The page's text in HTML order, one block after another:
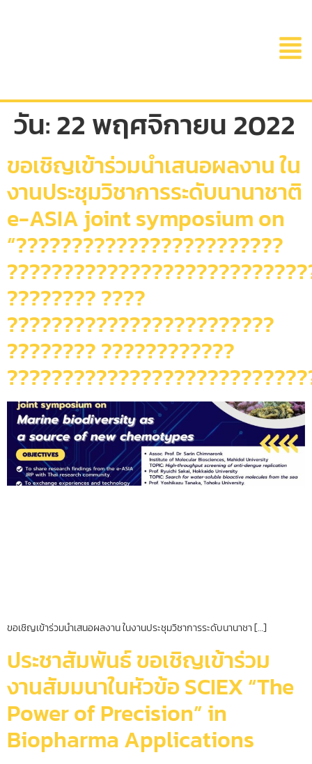
วัน:22 พฤศจิกายน 2022
ขอเชิญเข้าร่วมนำเสนอผลงาน ใน
งานประชุมวิชาการระดับนานาชาติ
e-ASIA joint symposium on
“????????????????????????
???????? ????
????????????????????????
???????? ????????????
ขอเชิญเข้าร่วมนำเสนอผลงาน ในงานประชุมวิชาการระดับนานาชา […]
ประชาสัมพันธ์ ขอเชิญเข้าร่วม
งานสัมมนาในหัวข้อ SCIEX “The
Power of Precision” in
Biopharma Applications